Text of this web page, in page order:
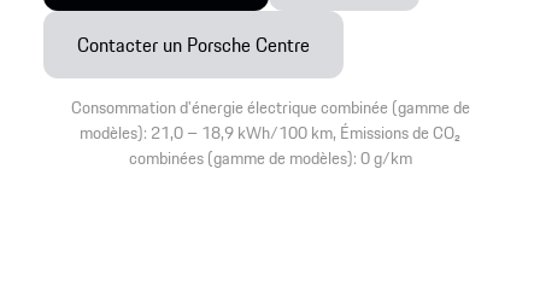
Contacter un Porsche Centre
Consommation d'énergie électrique combinée (gamme de
modèles): 21,0 – 18,9 kWh/100 km, Émissions de CO₂
combinées (gamme de modèles): 0 g/km